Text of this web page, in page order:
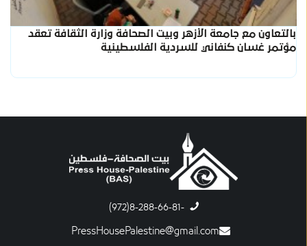
بالتعاون مع جامعة الأزهر وبيت الصحافة وزارة الثقافة تعقد
مؤتمر غسان كنفاني للسردية الفلسطينية
-8-288-66-81(972)
PressHousePalestine@gmail.com